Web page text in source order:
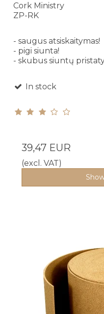
Cork Ministry
ZP-RK
- saugus atsiskaitymas!
- pigi siunta!
- skubus siuntų
In stock
39,47 EUR
(excl. VAT)